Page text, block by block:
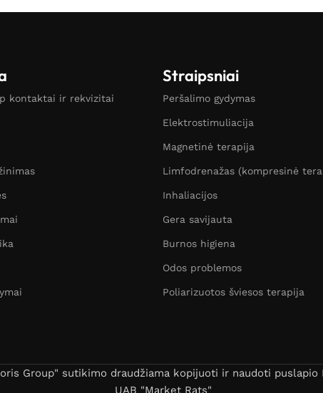
kontaktai ir rekvizitai
Straipsniai
Peršalimo gydymas
Elektrostimuliacija
Magnetinė terapija
Limfodrenažas (kompresinė
Inhaliacijos
Gera savijauta
Burnos higiena
Odos problemos
Poliarizuotos šviesos terapija
Group" sutikimo draudžiama kopijuoti ir naudoti
UAB "Market Rats"